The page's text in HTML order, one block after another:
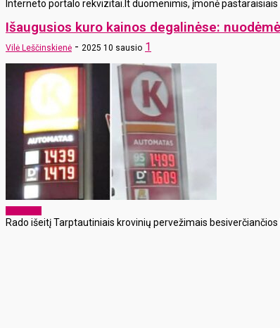
Interneto portalo rekvizitai.lt duomenimis, įmonė pastaraisiais
Išaugusios kuro kainos degalinėse:
Vilė Leščinskienė - 2025 10 sausio 1
Rado išeitį Tarptautiniais krovinių pervežimais